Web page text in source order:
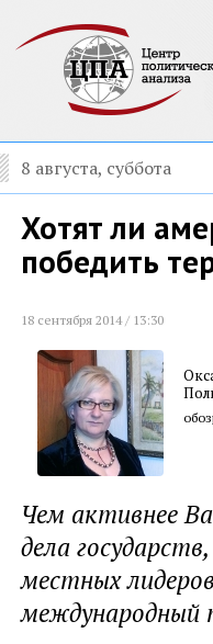
8 августа, суббота
Хотят ли
победить
18 сентября 2014 / 13:30
Чем активнее
дела
местных
международный